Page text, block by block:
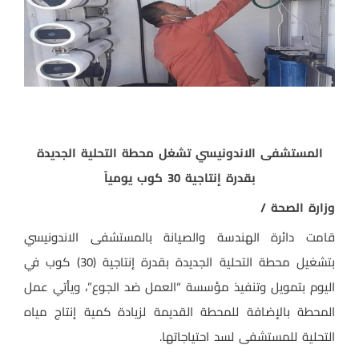
المستشفى الاندونيسي تشغل محطة التحلية الجديدة
بقدرة إنتاجية 30 كوب يومياً
وزارة الصحة /
قامت دائرة الهندسة والصيانة بالمستشفى الاندونيسي
بتشغيل محطة التحلية الجديدة بقدرة إنتاجية (30) كوب في
اليوم بتمويل وتنفيذ مؤسسة “العمل ضد الجوع”، ويأتي عمل
المحطة بالإضافة للمحطة القديمة لزيادة كمية إنتاج مياه
التحلية للمستشفى لسد احتياجاتها.